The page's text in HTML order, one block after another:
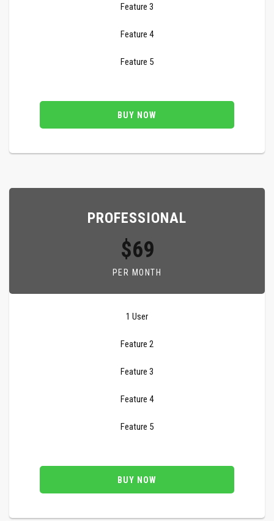
Feature 3
Feature 4
Feature 5
BUY NOW
PROFESSIONAL
$69
PER MONTH
1 User
Feature 2
Feature 3
Feature 4
Feature 5
BUY NOW